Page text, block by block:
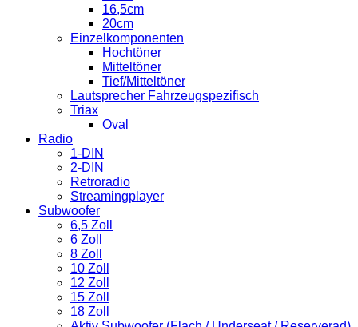
16,5cm
20cm
Einzelkomponenten
Hochtöner
Mitteltöner
Tief/Mitteltöner
Lautsprecher Fahrzeugspezifisch
Triax
Oval
Radio
1-DIN
2-DIN
Retroradio
Streamingplayer
Subwoofer
6,5 Zoll
6 Zoll
8 Zoll
10 Zoll
12 Zoll
15 Zoll
18 Zoll